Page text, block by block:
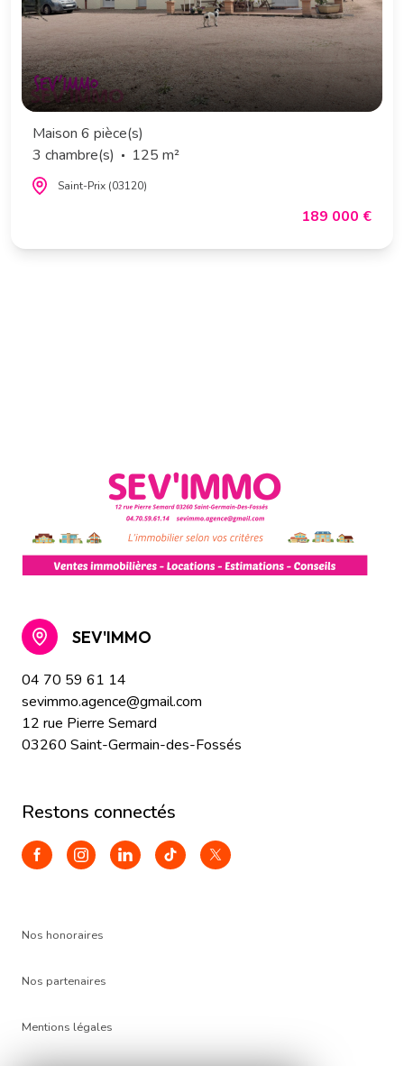
Maison 6 pièce(s)
3 chambre(s)
125 m²
Saint-Prix (03120)
189 000 €
SEV'IMMO
04 70 59 61 14
sevimmo.agence@gmail.com
12 rue Pierre Semard
03260 Saint-Germain-des-Fossés
restons connectés
Nos honoraires
Nos partenaires
Mentions légales